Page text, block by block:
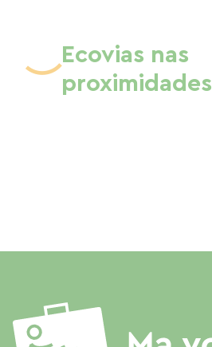
Ecovias nas
proximidades